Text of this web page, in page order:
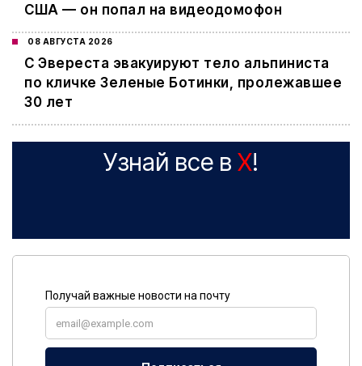
США — он попал на видеодомофон
08 АВГУСТА 2026
С Эвереста эвакуируют тело альпиниста
по кличке Зеленые Ботинки, пролежавшее
30 лет
Узнай все в X!